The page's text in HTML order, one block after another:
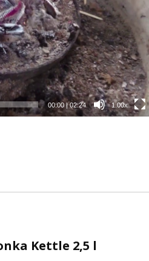
00:00|02:24 1.00x
Kettle 2,5 l